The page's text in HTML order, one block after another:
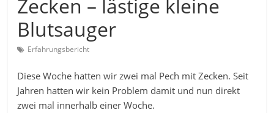
Zecken – lästige kleine
Blutsauger
Erfahrungsbericht
Diese Woche hatten wir zwei mal Pech mit Zecken. Seit
Jahren hatten wir kein Problem damit und nun direkt
zwei mal innerhalb einer Woche.